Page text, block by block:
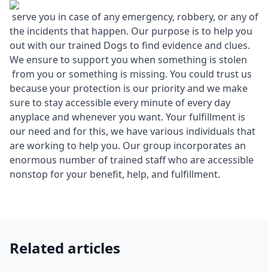
serve you in case of any emergency, robbery, or any of
the incidents that happen. Our purpose is to help you
out with our trained Dogs to find evidence and clues.
We ensure to support you when something is stolen
from you or something is missing. You could trust us
because your protection is our priority and we make
sure to stay accessible every minute of every day
anyplace and whenever you want. Your fulfillment is
our need and for this, we have various individuals that
are working to help you. Our group incorporates an
enormous number of trained staff who are accessible
nonstop for your benefit, help, and fulfillment.
Related articles